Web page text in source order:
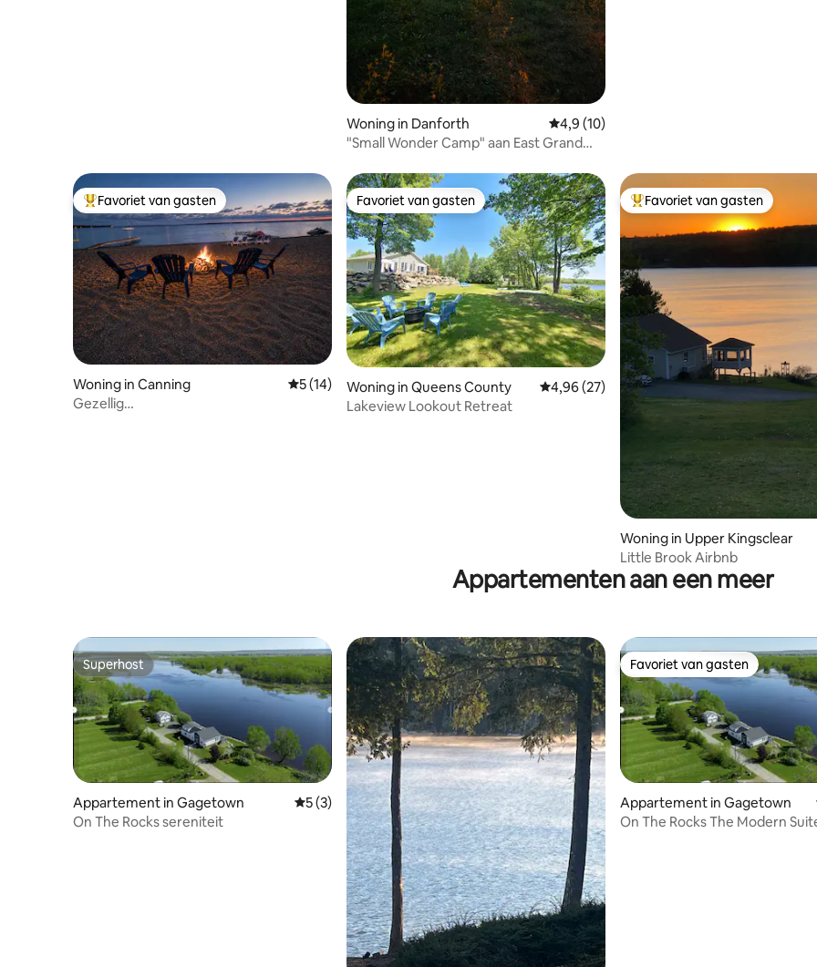
Woning in Danforth Gemiddelde beoordeling van 4,9 op 5, 10
4,9 (10)
"Small Wonder Camp" aan East Grand
Topfavoriet van gasten
Favoriet van gasten
Woning in Canning Gemiddelde beoordeling van 5 op 5, 14 recensies
5 (14)
Gezellig
Favoriet van gasten
Favoriet van gasten
Woning in Queens County Gemiddelde beoordeling van 4,96 op 5, 27
4,96 (27)
Lakeview Lookout Retreat
Topfavoriet van gasten
Favoriet van gasten
Woning in Upper Kingsclear
Little Brook Airbnb
Appartementen aan een meer
Superhost
Superhost
Appartement in Gagetown Gemiddelde beoordeling van 5 op 5, 3 recensies
5 (3)
On The Rocks sereniteit
Favoriet van gasten
Favoriet van gasten
Appartement in Gagetown
On The Rocks The Modern